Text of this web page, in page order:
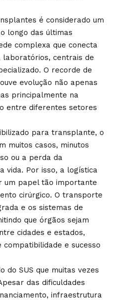
é considerado um
longo das últimas
complexa que conecta
laboratórios, centrais de
O recorde de
evolução não apenas
principalmente na
entre diferentes setores
para transplante, o
muitos casos, minutos
ou a perda da
vida. Por isso, a logística
um papel tão importante
cirúrgico. O transporte
e os sistemas de
que órgãos sejam
cidades e estados,
compatibilidade e sucesso
do SUS que muitas vezes
das dificuldades
infraestrutura